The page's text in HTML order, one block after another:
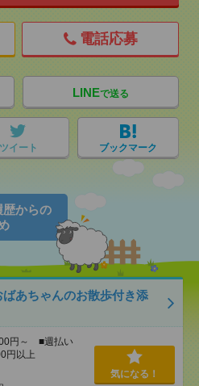
電話応募
LINEで送る
ツイート ブックマーク
歴からの
ばあちゃんのお散歩付き添
円～ ■週払い
円以上
気になる！